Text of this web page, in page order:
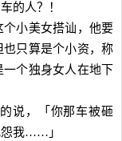
的人？！
小美女搭讪，他要
只算是个小资，称
个独身女人在地下
，「你那车被砸
怨我……」